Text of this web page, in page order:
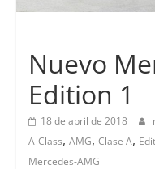
Nuevo
Edition 1
18 de abril de 2018
A-Class, AMG, Clase A,
Mercedes-AMG